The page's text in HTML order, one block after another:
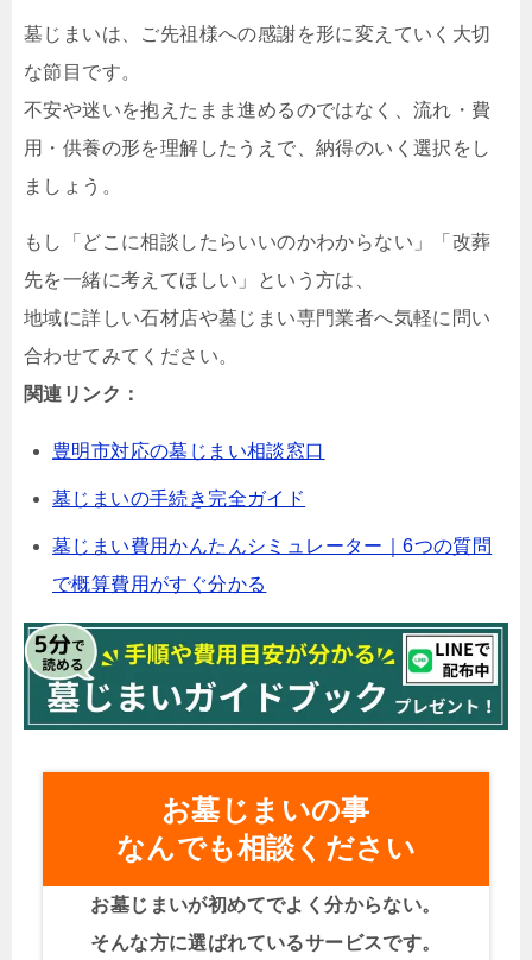
墓じまいは、ご先祖様への感謝を形に変えていく大切
な節目です。
不安や迷いを抱えたまま進めるのではなく、流れ・費
用・供養の形を理解したうえで、納得のいく選択をし
ましょう。
もし「どこに相談したらいいのかわからない」「改葬
先を一緒に考えてほしい」という方は、
地域に詳しい石材店や墓じまい専門業者へ気軽に問い
合わせてみてください。
関連リンク：
豊明市対応の墓じまい相談窓口
墓じまいの手続き完全ガイド
墓じまい費用かんたんシミュレーター｜6つの質問
で概算費用がすぐ分かる
お墓じまいの事
なんでも相談ください
お墓じまいが初めてでよく分からない。
そんな方に選ばれているサービスです。